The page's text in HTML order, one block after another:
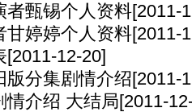
者甄锡个人资料[2011-
甘婷婷个人资料[2011-
[2011-12-20]
版分集剧情介绍[2011-
情介绍 大结局[2011-